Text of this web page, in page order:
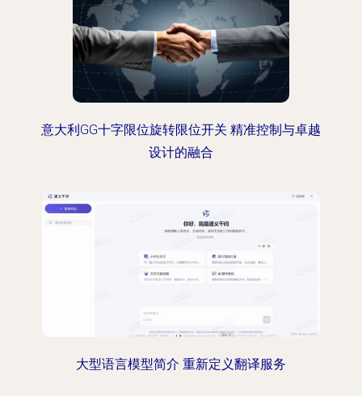
意大利GG十字限位旋转限位开关 精准控制与卓越
设计的融合
大型语言模型简介 重新定义翻译服务